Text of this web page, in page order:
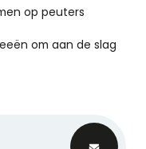
op peuters
om aan de slag